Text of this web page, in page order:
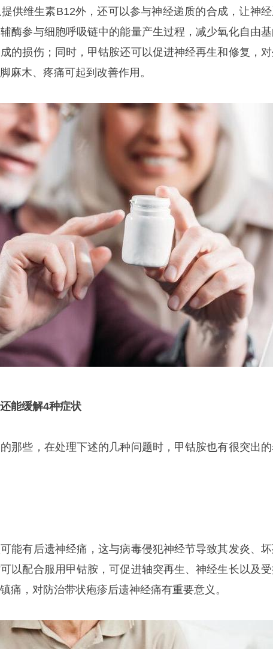
供维生素B12外，还可以参与神经递质的合成，让神
酶参与细胞呼吸链中的能量产生过程，减少氧化自由
的损伤；同时，甲钴胺还可以促进神经再生和修复，
麻木、疼痛可起到改善作用。
能缓解4种症状
那些，在处理下述的几种问题时，甲钴胺也有很突出
能有后遗神经痛，这与病毒侵犯神经节导致其发炎、
以配合服用甲钴胺，可促进轴突再生、神经生长以及
痛，对防治带状疱疹后遗神经痛有重要意义。